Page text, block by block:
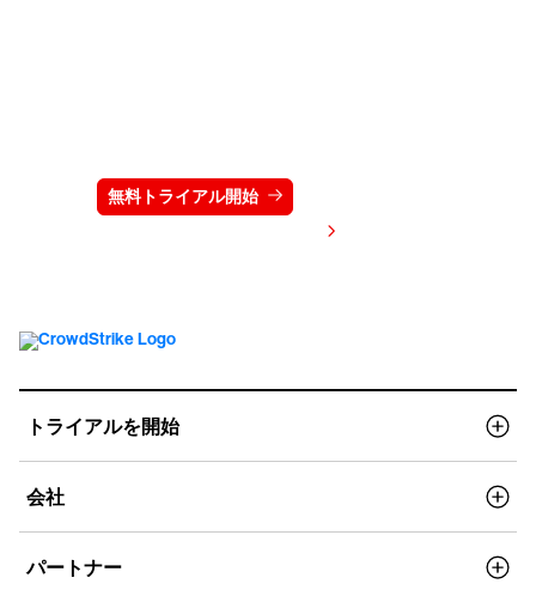
無料トライアル開始
トライアルを開始
会社
パートナー